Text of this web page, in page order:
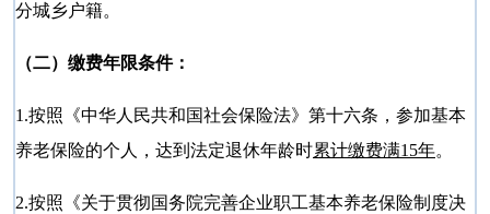
分城乡户籍。
（二）缴费年限条件：
1.按照《中华人民共和国社会保险法》第十六条，参加基本
养老保险的个人，达到法定退休年龄时累计缴费满15年。
2.按照《关于贯彻国务院完善企业职工基本养老保险制度决